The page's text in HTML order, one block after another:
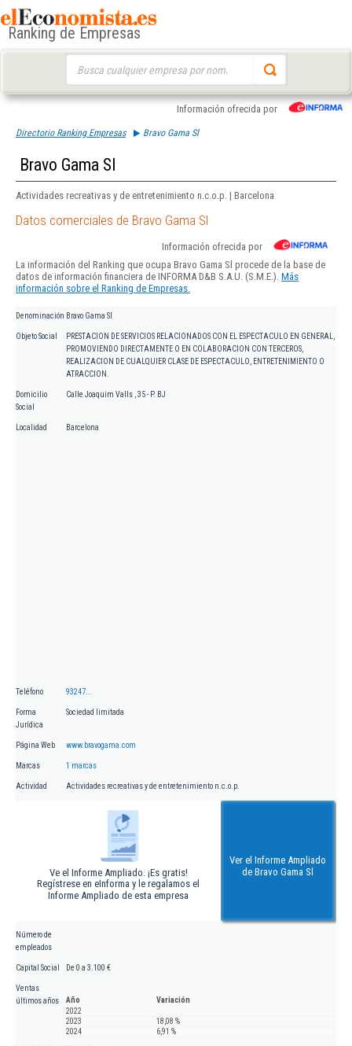
Ranking de Empresas
Información ofrecida por
Directorio Ranking Empresas Bravo Gama Sl
Bravo Gama Sl
Actividades recreativas y de entretenimiento n.c.o.p. | Barcelona
Datos comerciales de Bravo Gama Sl
Información ofrecida por
La información del Ranking que ocupa Bravo Gama Sl procede de la base de
datos de información financiera de INFORMA D&B S.A.U. (S.M.E.). Más
información sobre el Ranking de Empresas.
Denominación Bravo Gama Sl
Objeto Social
PRESTACION DE SERVICIOS RELACIONADOS CON EL ESPECTACULO EN GENERAL,
PROMOVIENDO DIRECTAMENTE O EN COLABORACION CON TERCEROS,
REALIZACION DE CUALQUIER CLASE DE ESPECTACULO, ENTRETENIMIENTO O
ATRACCION.
Domicilio
Social
Calle Joaquim Valls , 35 - P. BJ
Localidad Barcelona
Teléfono 93247...
Forma
Jurídica
Sociedad limitada
Página Web www.bravogama.com
Marcas 1 marcas
Actividad Actividades recreativas y de entretenimiento n.c.o.p.
Ve el Informe Ampliado. ¡Es gratis!
Regístrese en eInforma y le regalamos el
Informe Ampliado de esta empresa
Ver el Informe Ampliado
de Bravo Gama Sl
Número de
empleados
Capital Social De 0 a 3.100 €
Ventas
últimos años
Año
Variación
2022
2023
18,08 %
2024
6,91 %